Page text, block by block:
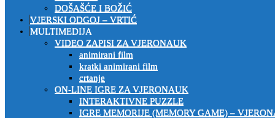
DOŠAŠĆE I BOŽIĆ
VJERSKI ODGOJ – VRTIĆ
MULTIMEDIJA
VIDEO ZAPISI ZA VJERONAUK
animirani film
kratki animirani film
crtanje
ON-LINE IGRE ZA VJERONAUK
INTERAKTIVNE PUZZLE
IGRE MEMORIJE (MEMORY GAME) –